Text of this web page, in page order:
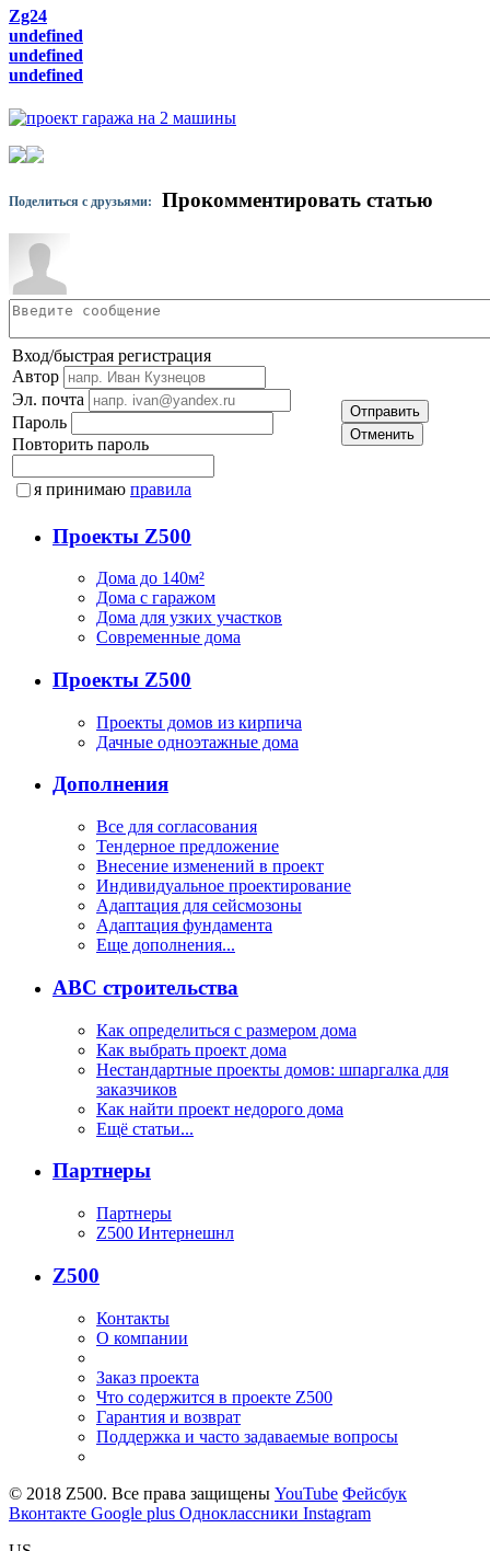
Zg24
undefined
undefined
undefined
Поделиться с друзьями: Прокомментировать статью
Вход/быстрая регистрация
Автор
Эл. почта
Пароль
Повторить пароль
я принимаю правила
Отправить
Отменить
Проекты Z500
Дома до 140м²
Дома с гаражом
Дома для узких участков
Современные дома
Проекты Z500
Проекты домов из кирпича
Дачные одноэтажные дома
Дополнения
Все для согласования
Тендерное предложение
Внесение изменений в проект
Индивидуальное проектирование
Адаптация для сейсмозоны
Адаптация фундамента
Еще дополнения...
ABC строительства
Как определиться с размером дома
Как выбрать проект дома
Нестандартные проекты домов: шпаргалка для
заказчиков
Как найти проект недорого дома
Ещё статьи...
Партнеры
Партнеры
Z500 Интернешнл
Z500
Контакты
О компании
Заказ проекта
Что содержится в проекте Z500
Гарантия и возврат
Поддержка и часто задаваемые вопросы
© 2018 Z500. Все права защищены YouTube Фейсбук
Вконтакте Google plus Одноклассники Instagram